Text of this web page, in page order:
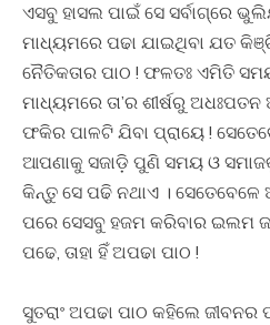
ଏସବୁ ହାସଲ ପାଇଁ ସେ ସର୍ବାଗ୍ରେ
ମାଧ୍ୟମରେ ପଢା ଯାଇଥିବା ଯତ
ନୈତିକତାର ପାଠ ! ଫଳତଃ ଏମିତି
ମାଧ୍ୟମରେ ତା’ର ଶୀର୍ଷରୁ
ଫକିର ପାଳଟି ଯିବା ପ୍ରାୟେ !
ଆପଣାକୁ ସଜାଡ଼ି ପୁଣି ସମୟ ଓ ସମାଜକୁ
କିନ୍ତୁ ସେ ପଢି ନଥାଏ । ସେତେବେଳେ
ପରେ ସେସବୁ ହଜମ କରିବାର ଇଲମ
ପଢେ, ତାହା ହିଁ ଅପଢା ପାଠ !
ସୁତରାଂ ଅପଢା ପାଠ କହିଲେ ଜୀବନର